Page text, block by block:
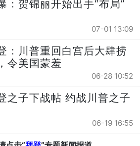
：贺锦丽开始出手“布局”
07-01 13:09
：川普重回白宫后大肆捞
令美国蒙羞
06-28 10:52
之子下战帖 约战川普之子
06-19 16:55